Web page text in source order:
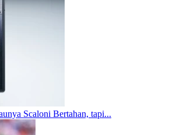
Scaloni Bertahan, tapi...